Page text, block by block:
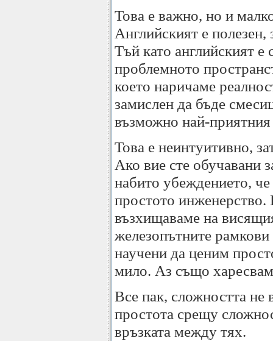
Това е важно, но и
Английският е
Тъй като английският е
проблемното
което наричаме
замислен да бъде
възможно най-
Това е неинтуитивно,
Ако вие сте обучавани
набито убеждението,
простото инженерство.
възхищаваме на
железопътните
научени да ценим
мило. Аз също
Все пак, сложността не
простота срещу
връзката между тях.